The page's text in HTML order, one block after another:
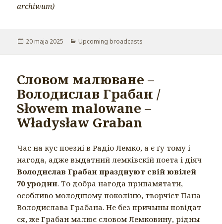
archiwum)
Opublikowano
20 maja 2025 Kategorie
Upcoming broadcasts
Cловом малюване –
Володислав Грабан /
Słowem malowane –
Władysław Graban
Час на кус поезиі в Радіо Лемко, а є ґу тому і
нагода, адже выдатний лемківскій поета і діяч
Володислав Грабан празднуют свій ювілей
70 уродин. То добра нагода припамятати,
особливо молодшому поколіню, творчіст Пана
Володислава Грабана. Не без причыны повідат
ся, же Грабан малює словом Лемковину, рідны